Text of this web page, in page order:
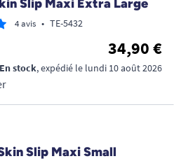
Slip Maxi Extra Large
4 avis • TE-5432
34,90 €
En stock, expédié le lundi 10 août 2026
Slip Maxi Small